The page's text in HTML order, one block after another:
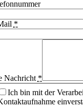
*
Nachricht *
Ich bin mit der